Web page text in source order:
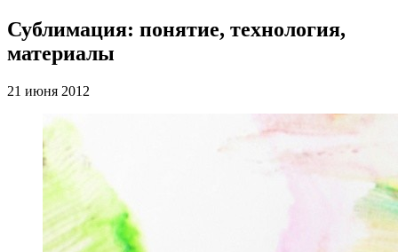
Сублимация: понятие, технология,
материалы
21 июня 2012